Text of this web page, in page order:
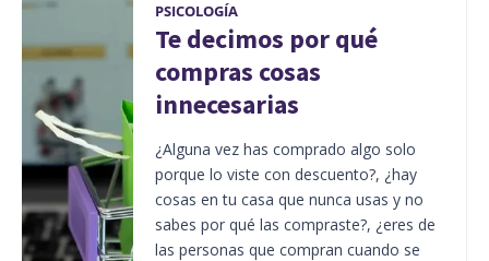
PSICOLOGÍA
Te decimos por qué
compras cosas
innecesarias
¿Alguna vez has comprado algo solo
porque lo viste con descuento?, ¿hay
cosas en tu casa que nunca usas y no
sabes por qué las compraste?, ¿eres de
las personas que compran cuando se